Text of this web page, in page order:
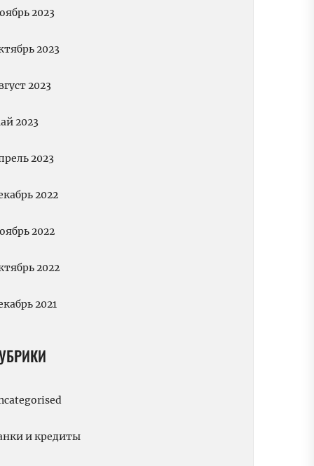
2023
2023
2023
2023
2023
2022
2022
2022
2021
и кредиты